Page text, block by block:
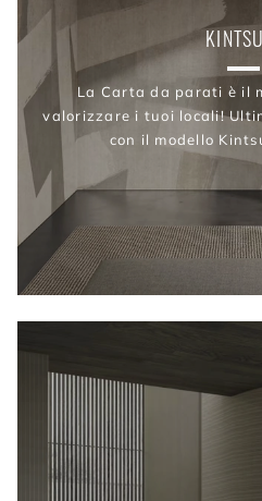
La Carta da parati è il
valorizzare i tuoi locali!
con il modello